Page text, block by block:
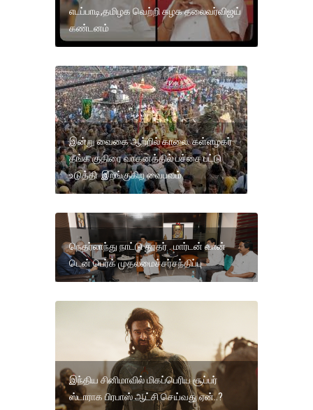
எடப்பாடி,தமிழக வெற்றி கழக தலைவர்விஜய்
கண்டனம்
இன்று வைகை ஆற்றில் காலை. கள்ளழகர்
தங்க குதிரை வாகனத்தில் பச்சை பட்டு
உடுத்தி இறங்குகிற வைபவம்
நெதர்லாந்து நாட்டு தூதர் . மார்டன் வான்
டென் பெர்க் முதலமைச்சர்சந்திப்பு
இந்திய சினிமாவில் மிகப்பெரிய சூப்பர்
ஸ்டாராக பிரபாஸ் ஆட்சி செய்வது ஏன்..?